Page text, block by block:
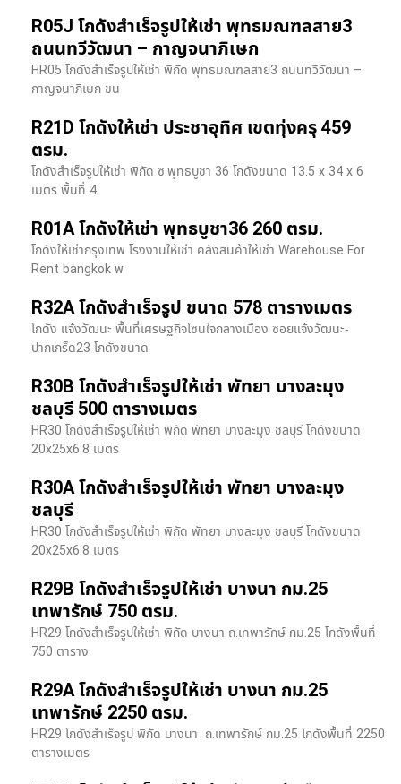
R05J โกดังสำเร็จรูปให้เช่า พุทธมณฑลสาย3
ถนนทวีวัฒนา – กาญจนาภิเษก
HR05 โกดังสำเร็จรูปให้เช่า พิกัด พุทธมณฑลสาย3 ถนนทวีวัฒนา –
กาญจนาภิเษก ขน
R21D โกดังให้เช่า ประชาอุทิศ เขตทุ่งครุ 459
ตรม.
โกดังสำเร็จรูปให้เช่า พิกัด ซ.พุทธบูชา 36 โกดังขนาด 13.5 x 34 x 6
เมตร พื้นที่ 4
R01A โกดังให้เช่า พุทธบูชา36 260 ตรม.
โกดังให้เช่ากรุงเทพ โรงงานให้เช่า คลังสินค้าให้เช่า Warehouse For
Rent bangkok พ
R32A โกดังสำเร็จรูป ขนาด 578 ตารางเมตร
โกดัง แจ้งวัฒนะ พื้นที่เศรษฐกิจโซนใจกลางเมือง ซอยแจ้งวัฒนะ-
ปากเกร็ด23 โกดังขนาด
R30B โกดังสำเร็จรูปให้เช่า พัทยา บางละมุง
ชลบุรี 500 ตารางเมตร
HR30 โกดังสำเร็จรูปให้เช่า พิกัด พัทยา บางละมุง ชลบุรี โกดังขนาด
20x25x6.8 เมตร
R30A โกดังสำเร็จรูปให้เช่า พัทยา บางละมุง
ชลบุรี
HR30 โกดังสำเร็จรูปให้เช่า พิกัด พัทยา บางละมุง ชลบุรี โกดังขนาด
20x25x6.8 เมตร
R29B โกดังสำเร็จรูปให้เช่า บางนา กม.25
เทพารักษ์ 750 ตรม.
HR29 โกดังสำเร็จรูปให้เช่า พิกัด บางนา​ ถ.เทพารักษ์ กม.25 โกดังพื้นที่
750 ตาราง
R29A โกดังสำเร็จรูปให้เช่า บางนา กม.25
เทพารักษ์ 2250 ตรม.
HR29 โกดังสำเร็จรูป พิกัด บางนา​ ถ.เทพารักษ์ กม.25 โกดังพื้นที่ 2250
ตารางเมตร